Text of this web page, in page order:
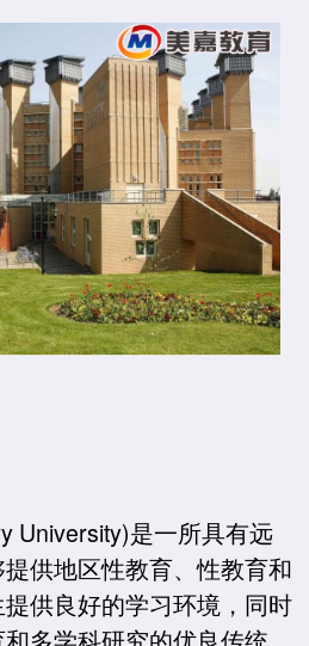
University)是一所具有远
供地区性教育、性教育和
供良好的学习环境，同时